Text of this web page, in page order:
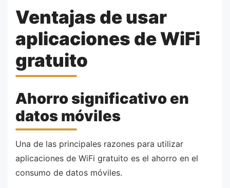
Ventajas de usar
aplicaciones de WiFi
gratuito
Ahorro significativo en
datos móviles
Una de las principales razones para utilizar
aplicaciones de WiFi gratuito es el ahorro en el
consumo de datos móviles.